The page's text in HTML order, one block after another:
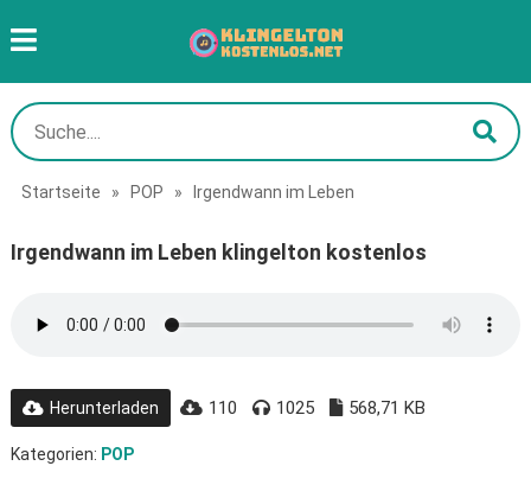
Startseite » POP » Irgendwann im Leben
Irgendwann im Leben klingelton kostenlos
Herunterladen 110 1025 568,71 KB
Kategorien: POP